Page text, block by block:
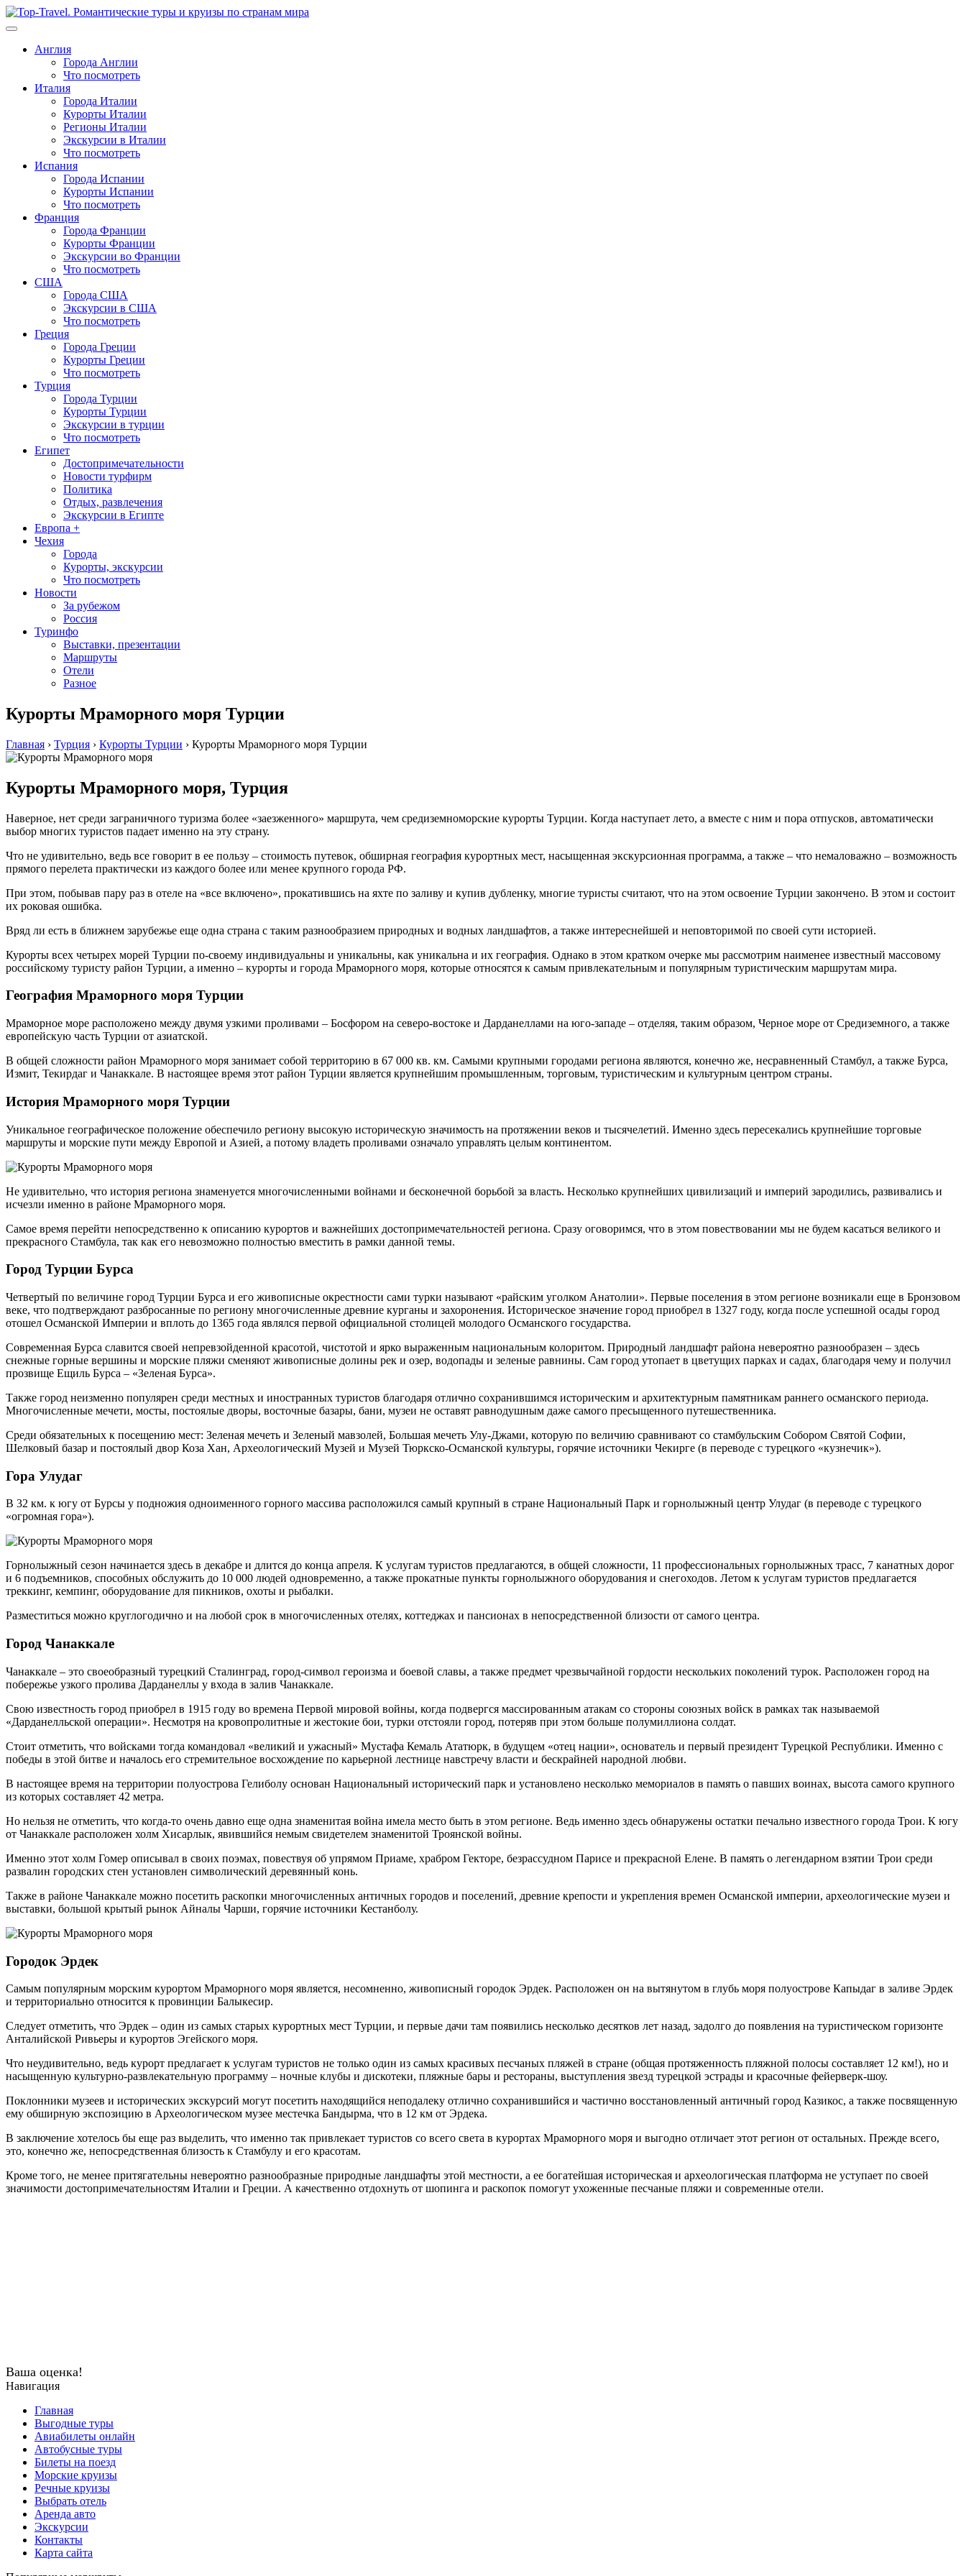
Перейти
к
Англия
Города Англии
Что посмотреть
Италия
Города Италии
Курорты Италии
Регионы Италии
Экскурсии в Италии
Что посмотреть
Испания
Города Испании
Курорты Испании
Что посмотреть
Франция
Города Франции
Курорты Франции
Экскурсии во Франции
Что посмотреть
США
Города США
Экскурсии в США
Что посмотреть
Греция
Города Греции
Курорты Греции
Что посмотреть
Турция
Города Турции
Курорты Турции
Экскурсии в турции
Что посмотреть
Египет
Достопримечательности
Новости турфирм
Политика
Отдых, развлечения
Экскурсии в Египте
Европа +
Чехия
Города
Курорты, экскурсии
Что посмотреть
Новости
За рубежом
Россия
Туринфо
Выставки, презентации
Маршруты
Отели
Разное
Курорты Мраморного моря Турции
Главная › Турция › Курорты Турции › Курорты Мраморного моря Турции
Курорты Мраморного моря, Турция
Наверное, нет среди заграничного туризма более «заезженного» маршрута, чем средиземноморские курорты Турции. Когда наступает лето, а вместе с ним и пора отпусков, автоматически
выбор многих туристов падает именно на эту страну.
Что не удивительно, ведь все говорит в ее пользу – стоимость путевок, обширная география курортных мест, насыщенная экскурсионная программа, а также – что немаловажно – возможность
прямого перелета практически из каждого более или менее крупного города РФ.
При этом, побывав пару раз в отеле на «все включено», прокатившись на яхте по заливу и купив дубленку, многие туристы считают, что на этом освоение Турции закончено. В этом и состоит
их роковая ошибка.
Вряд ли есть в ближнем зарубежье еще одна страна с таким разнообразием природных и водных ландшафтов, а также интереснейшей и неповторимой по своей сути историей.
Курорты всех четырех морей Турции по-своему индивидуальны и уникальны, как уникальна и их география. Однако в этом кратком очерке мы рассмотрим наименее известный массовому
российскому туристу район Турции, а именно – курорты и города Мраморного моря, которые относятся к самым привлекательным и популярным туристическим маршрутам мира.
География Мраморного моря Турции
Мраморное море расположено между двумя узкими проливами – Босфором на северо-востоке и Дарданеллами на юго-западе – отделяя, таким образом, Черное море от Средиземного, а также
европейскую часть Турции от азиатской.
В общей сложности район Мраморного моря занимает собой территорию в 67 000 кв. км. Самыми крупными городами региона являются, конечно же, несравненный Стамбул, а также Бурса,
Измит, Текирдаг и Чанаккале. В настоящее время этот район Турции является крупнейшим промышленным, торговым, туристическим и культурным центром страны.
История Мраморного моря Турции
Уникальное географическое положение обеспечило региону высокую историческую значимость на протяжении веков и тысячелетий. Именно здесь пересекались крупнейшие торговые
маршруты и морские пути между Европой и Азией, а потому владеть проливами означало управлять целым континентом.
Не удивительно, что история региона знаменуется многочисленными войнами и бесконечной борьбой за власть. Несколько крупнейших цивилизаций и империй зародились, развивались и
исчезли именно в районе Мраморного моря.
Самое время перейти непосредственно к описанию курортов и важнейших достопримечательностей региона. Сразу оговоримся, что в этом повествовании мы не будем касаться великого и
прекрасного Стамбула, так как его невозможно полностью вместить в рамки данной темы.
Город Турции Бурса
Четвертый по величине город Турции Бурса и его живописные окрестности сами турки называют «райским уголком Анатолии». Первые поселения в этом регионе возникали еще в Бронзовом
веке, что подтверждают разбросанные по региону многочисленные древние курганы и захоронения. Историческое значение город приобрел в 1327 году, когда после успешной осады город
отошел Османской Империи и вплоть до 1365 года являлся первой официальной столицей молодого Османского государства.
Современная Бурса славится своей непревзойденной красотой, чистотой и ярко выраженным национальным колоритом. Природный ландшафт района невероятно разнообразен – здесь
снежные горные вершины и морские пляжи сменяют живописные долины рек и озер, водопады и зеленые равнины. Сам город утопает в цветущих парках и садах, благодаря чему и получил
прозвище Ещиль Бурса – «Зеленая Бурса».
Также город неизменно популярен среди местных и иностранных туристов благодаря отлично сохранившимся историческим и архитектурным памятникам раннего османского периода.
Многочисленные мечети, мосты, постоялые дворы, восточные базары, бани, музеи не оставят равнодушным даже самого пресыщенного путешественника.
Среди обязательных к посещению мест: Зеленая мечеть и Зеленый мавзолей, Большая мечеть Улу-Джами, которую по величию сравнивают со стамбульским Собором Святой Софии,
Шелковый базар и постоялый двор Коза Хан, Археологический Музей и Музей Тюркско-Османской культуры, горячие источники Чекирге (в переводе с турецкого «кузнечик»).
Гора Улудаг
В 32 км. к югу от Бурсы у подножия одноименного горного массива расположился самый крупный в стране Национальный Парк и горнолыжный центр Улудаг (в переводе с турецкого
«огромная гора»).
Горнолыжный сезон начинается здесь в декабре и длится до конца апреля. К услугам туристов предлагаются, в общей сложности, 11 профессиональных горнолыжных трасс, 7 канатных дорог
и 6 подъемников, способных обслужить до 10 000 людей одновременно, а также прокатные пункты горнолыжного оборудования и снегоходов. Летом к услугам туристов предлагается
треккинг, кемпинг, оборудование для пикников, охоты и рыбалки.
Разместиться можно круглогодично и на любой срок в многочисленных отелях, коттеджах и пансионах в непосредственной близости от самого центра.
Город Чанаккале
Чанаккале – это своеобразный турецкий Сталинград, город-символ героизма и боевой славы, а также предмет чрезвычайной гордости нескольких поколений турок. Расположен город на
побережье узкого пролива Дарданеллы у входа в залив Чанаккале.
Свою известность город приобрел в 1915 году во времена Первой мировой войны, когда подвергся массированным атакам со стороны союзных войск в рамках так называемой
«Дарданелльской операции». Несмотря на кровопролитные и жестокие бои, турки отстояли город, потеряв при этом больше полумиллиона солдат.
Стоит отметить, что войсками тогда командовал «великий и ужасный» Мустафа Кемаль Ататюрк, в будущем «отец нации», основатель и первый президент Турецкой Республики. Именно с
победы в этой битве и началось его стремительное восхождение по карьерной лестнице навстречу власти и бескрайней народной любви.
В настоящее время на территории полуострова Гелиболу основан Национальный исторический парк и установлено несколько мемориалов в память о павших воинах, высота самого крупного
из которых составляет 42 метра.
Но нельзя не отметить, что когда-то очень давно еще одна знаменитая война имела место быть в этом регионе. Ведь именно здесь обнаружены остатки печально известного города Трои. К югу
от Чанаккале расположен холм Хисарлык, явившийся немым свидетелем знаменитой Троянской войны.
Именно этот холм Гомер описывал в своих поэмах, повествуя об упрямом Приаме, храбром Гекторе, безрассудном Парисе и прекрасной Елене. В память о легендарном взятии Трои среди
развалин городских стен установлен символический деревянный конь.
Также в районе Чанаккале можно посетить раскопки многочисленных античных городов и поселений, древние крепости и укрепления времен Османской империи, археологические музеи и
выставки, большой крытый рынок Айналы Чарши, горячие источники Кестанболу.
Городок Эрдек
Самым популярным морским курортом Мраморного моря является, несомненно, живописный городок Эрдек. Расположен он на вытянутом в глубь моря полуострове Капыдаг в заливе Эрдек
и территориально относится к провинции Балыкесир.
Следует отметить, что Эрдек – один из самых старых курортных мест Турции, и первые дачи там появились несколько десятков лет назад, задолго до появления на туристическом горизонте
Анталийской Ривьеры и курортов Эгейского моря.
Что неудивительно, ведь курорт предлагает к услугам туристов не только один из самых красивых песчаных пляжей в стране (общая протяженность пляжной полосы составляет 12 км!), но и
насыщенную культурно-развлекательную программу – ночные клубы и дискотеки, пляжные бары и рестораны, выступления звезд турецкой эстрады и красочные фейерверк-шоу.
Поклонники музеев и исторических экскурсий могут посетить находящийся неподалеку отлично сохранившийся и частично восстановленный античный город Казикос, а также посвященную
ему обширную экспозицию в Археологическом музее местечка Бандырма, что в 12 км от Эрдека.
В заключение хотелось бы еще раз выделить, что именно так привлекает туристов со всего света в курортах Мраморного моря и выгодно отличает этот регион от остальных. Прежде всего,
это, конечно же, непосредственная близость к Стамбулу и его красотам.
Кроме того, не менее притягательны невероятно разнообразные природные ландшафты этой местности, а ее богатейшая историческая и археологическая платформа не уступает по своей
значимости достопримечательностям Италии и Греции. А качественно отдохнуть от шопинга и раскопок помогут ухоженные песчаные пляжи и современные отели.
Ваша оценка!
Навигация
Главная
Выгодные туры
Авиабилеты онлайн
Автобусные туры
Билеты на поезд
Морские круизы
Речные круизы
Выбрать отель
Аренда авто
Экскурсии
Контакты
Карта сайта